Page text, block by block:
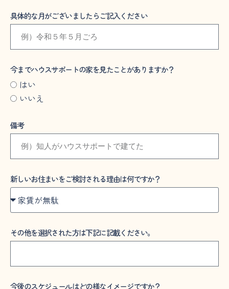
具体的な月がございましたらご記入ください
今までハウスサポートの家を見たことがありますか？
はい
いいえ
備考
新しいお住まいをご検討される理由は何ですか？
その他を選択された方は下記に記載ください。
今後のスケジュールはどの様なイメージですか？